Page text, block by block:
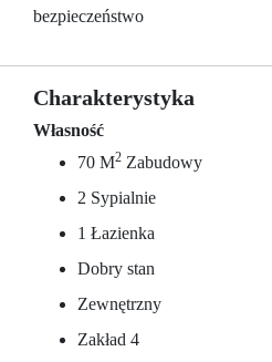
bezpieczeństwo
Charakterystyka
Własność
70 M2 Zabudowy
2 Sypialnie
1 Łazienka
Dobry stan
Zewnętrzny
Zakład 4